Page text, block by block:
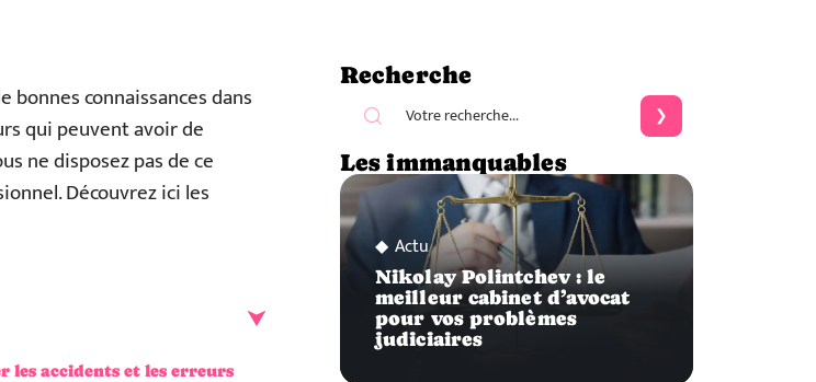
connaissances dans
qui peuvent avoir de
ne disposez pas de ce
Découvrez ici les
les accidents et les erreurs
Recherche
Les immanquables
Actu
Nikolay Polintchev : le
meilleur cabinet d’avocat
pour vos problèmes
judiciaires